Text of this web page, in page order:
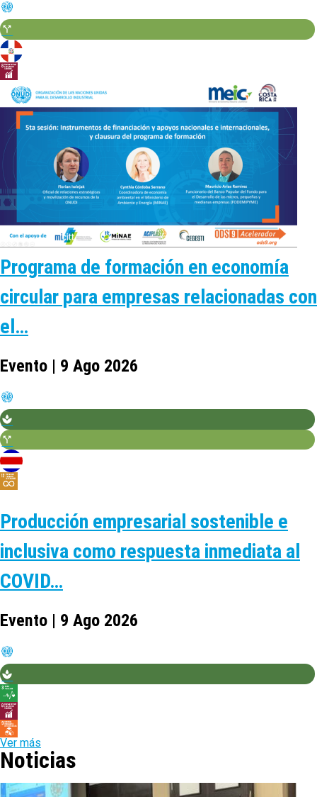
Programa de formación en economía
circular para empresas relacionadas con
el…
Evento | 9 Ago 2026
Producción empresarial sostenible e
inclusiva como respuesta inmediata al
COVID…
Evento | 9 Ago 2026
Ver más
Noticias